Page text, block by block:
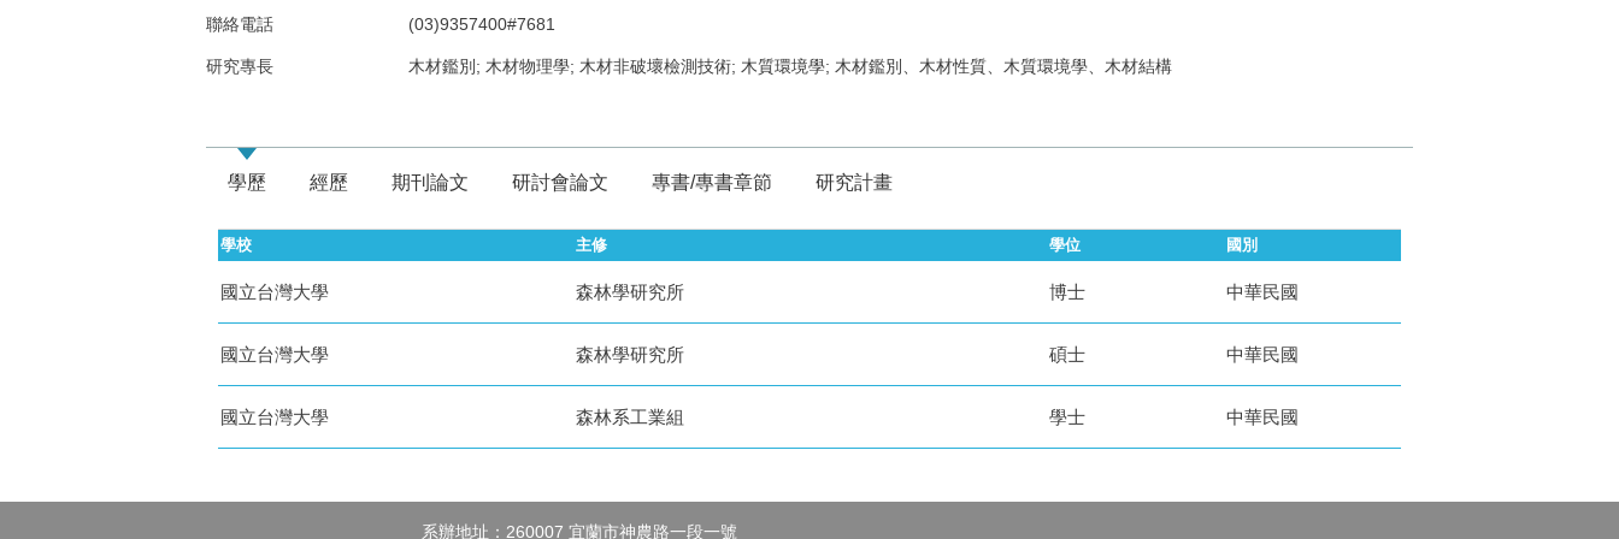
聯絡電話 (03)9357400#7681
研究專長 木材鑑別; 木材物理學; 木材非破壞檢測技術; 木質環境學; 木材鑑別、木材性質、木質環境學、木材結構
學歷 經歷 期刊論文 研討會論文 專書/專書章節 研究計畫
學校 主修 學位 國別
國立台灣大學 森林學研究所 博士 中華民國
國立台灣大學 森林學研究所 碩士 中華民國
國立台灣大學 森林系工業組 學士 中華民國
系辦地址：260007 宜蘭市神農路一段一號